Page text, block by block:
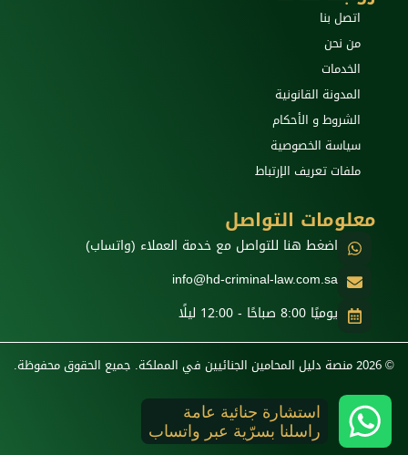
اتصل بنا
من نحن
الخدمات
المدونة القانونية
الشروط و الأحكام
سياسة الخصوصية
ملفات تعريف الإرتباط
معلومات التواصل
اضغط هنا للتواصل مع خدمة العملاء (واتساب)
info@hd-criminal-law.com.sa
يوميًا 8:00 صباحًا - 12:00 ليلًا
© 2026 منصة دليل المحامين الجنائيين في المملكة. جميع الحقوق محفوظة.
استشارة جنائية عامة
راسلنا بسرّية عبر واتساب